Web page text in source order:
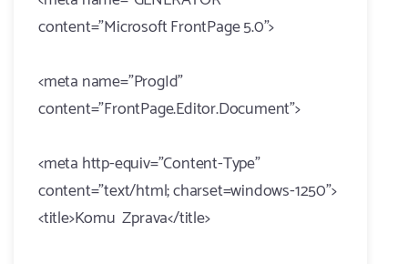
content="Microsoft FrontPage 5.0">
<meta name="ProgId"
content="FrontPage.Editor.Document">
<meta http-equiv="Content-Type"
content="text/html; charset=windows-1250">
<title>Komu Zprava</title>